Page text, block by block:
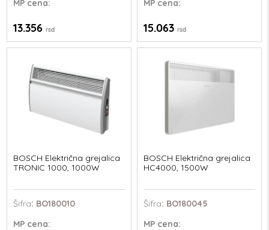
MP cena:
13.356rsd
MPcena:
15.063 rsd
BOSCH Električna grejalica
TRONIC 1000, 1000W
Šifra: BO180010
MP cena:
BOSCH Električna grejalica
HC4000, 1500W
Šifra: BO180045
MPcena: